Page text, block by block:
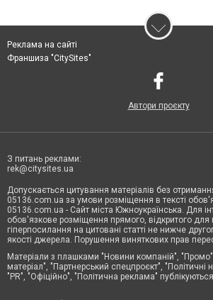
Реклама на сайті
Франшиза "CitySites"
Автори проєкту
З питань реклами:
rek@citysites.ua
Допускається цитування матеріалів без
05136.com.ua за умови розміщення в тексті
05136.com.ua - Сайт міста Южноукраїнська. Для
обов'язкове розміщення прямого, відкритого
гіперпосилання на цитовані статті не нижче
якості джерела. Порушення виняткових прав
Матеріали з плашками "Новини компаній",
матеріал", "Партнерський спецпроєкт", "Політичні
"PR", "Офіційно", "Політична реклама"